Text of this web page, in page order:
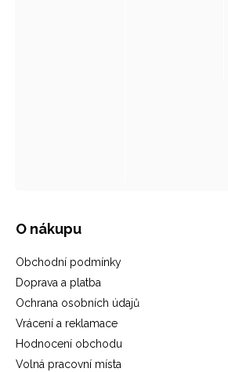
O nákupu
Obchodní podmínky
Doprava a platba
Ochrana osobních údajů
Vrácení a reklamace
Hodnocení obchodu
Volná pracovní místa